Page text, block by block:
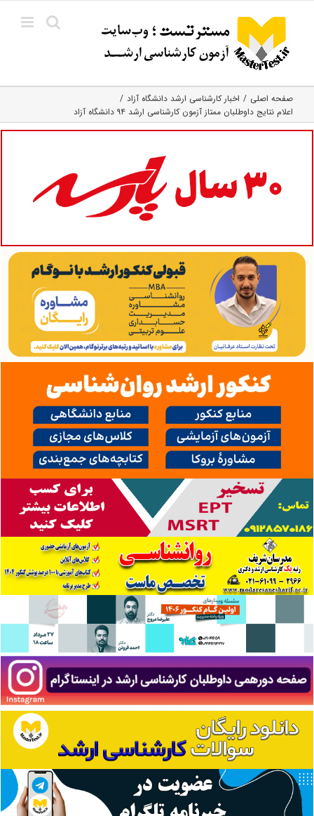
content
صفحه اصلی
اخبار کارشناسی ارشد دانشگاه آزاد
اعلام نتایج داوطلبان ممتاز آزمون کارشناسی ارشد ۹۴ دانشگاه آزاد